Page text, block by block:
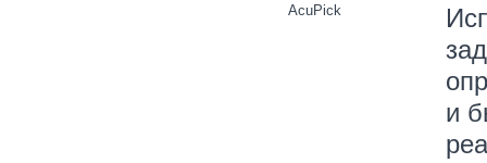
AcuPick
и